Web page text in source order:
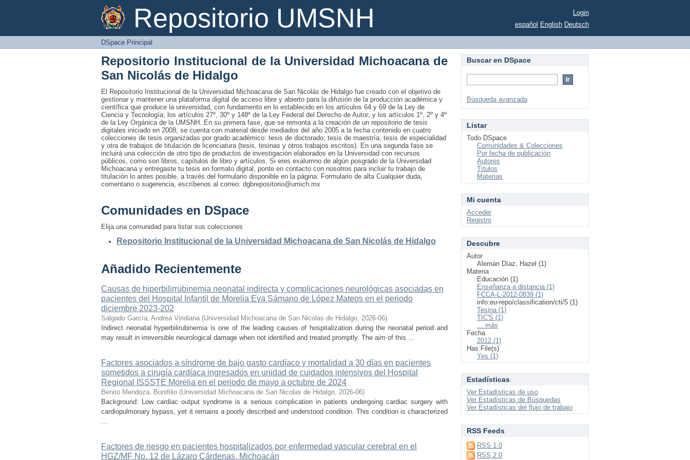
Repositorio UMSNH
DSpace Principal
Login
español English Deutsch
DSpace Principal
Repositorio Institucional de la Universidad Michoacana de
San Nicolás de Hidalgo
El Repositorio Institucional de la Universidad Michoacana de San Nicolás de Hidalgo fue creado con el objetivo de
gestionar y mantener una plataforma digital de acceso libre y abierto para la difusión de la producción académica y
científica que produce la universidad, con fundamento en lo establecido en los artículos 64 y 69 de la Ley de
Ciencia y Tecnología; los artículos 27º, 30º y 148º de la Ley Federal del Derecho de Autor; y los artículos 1º, 2º y 4º
de la Ley Orgánica de la UMSNH. En su primera fase, que se remonta a la creación de un repositorio de tesis
digitales iniciado en 2008, se cuenta con material desde mediados del año 2005 a la fecha contenido en cuatro
colecciones de tesis organizadas por grado académico: tesis de doctorado; tesis de maestría; tesis de especialidad
y otra de trabajos de titulación de licenciatura (tesis, tesinas y otros trabajos escritos). En una segunda fase se
incluirá una colección de otro tipo de productos de investigación elaborados en la Universidad con recursos
públicos, como son libros, capítulos de libro y artículos. Si eres exalumno de algún posgrado de la Universidad
Michoacana y entregaste tu tesis en formato digital, ponte en contacto con nosotros para incluir tu trabajo de
titulación lo antes posible, a través del formulario disponible en la página: Formulario de alta Cualquier duda,
comentario o sugerencia, escríbenos al correo: dgbrepositorio@umich.mx
Comunidades en DSpace
Elija una comunidad para listar sus colecciones
Repositorio Institucional de la Universidad Michoacana de San Nicolás de Hidalgo
Añadido Recientemente
Causas de hiperbilirrubinemia neonatal indirecta y complicaciones neurológicas asociadas en
pacientes del Hospital Infantil de Morelia Eva Sámano de López Mateos en el periodo
diciembre 2023-202
Salgado García, Andrea Viridiana (Universidad Michoacana de San Nicolas de Hidalgo, 2026-06)
Indirect neonatal hyperbilirubinemia is one of the leading causes of hospitalization during the neonatal period and
may result in irreversible neurological damage when not identified and treated promptly. The aim of this ...
Factores asociados a síndrome de bajo gasto cardíaco y mortalidad a 30 días en pacientes
sometidos a cirugía cardíaca ingresados en unidad de cuidados intensivos del Hospital
Regional ISSSTE Morelia en el periodo de mayo a octubre de 2024
Benito Mendoza, Bonifilio (Universidad Michoacana de San Nicolas de Hidalgo, 2026-06)
Background: Low cardiac output syndrome is a serious complication in patients undergoing cardiac surgery with
cardiopulmonary bypass, yet it remains a poorly described and understood condition. This condition is characterized
...
Factores de riesgo en pacientes hospitalizados por enfermedad vascular cerebral en el
HGZ/MF No. 12 de Lázaro Cárdenas, Michoacán
Buscar en DSpace
Búsqueda avanzada
Listar
Todo DSpace
Comunidades & Colecciones
Por fecha de publicación
Autores
Títulos
Materias
Mi cuenta
Acceder
Registro
Descubre
Autor
Alemán Díaz, Hazel (1)
Materia
Educación (1)
Enseñanza a distancia (1)
FCCA-L-2012-0839 (1)
info:eu-repo/classification/cti/5 (1)
Tesina (1)
TIC'S (1)
... más
Fecha
2012 (1)
Has File(s)
Yes (1)
Estadísticas
Ver Estadísticas de uso
Ver Estadísticas de Búsquedas
Ver Estadísticas del flujo de trabajo
RSS Feeds
RSS 1.0
RSS 2.0